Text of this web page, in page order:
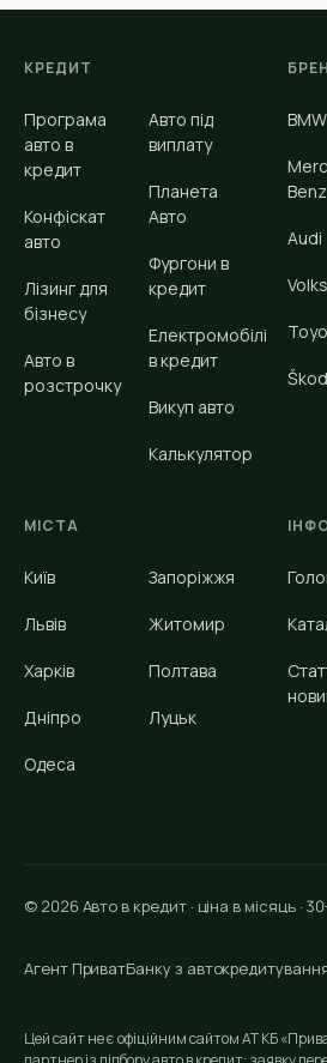
КРЕДИТ
Програма
авто в
кредит
Конфіскат
авто
Лізинг для
бізнесу
Авто в
розстрочку
Авто під
виплату
Планета
Авто
Фургони в
кредит
Електромобілі
в кредит
Викуп авто
Калькулятор
BMW
Benz
Audi
МІСТА
Київ
Львів
Харків
Дніпро
Одеса
Запоріжжя
Житомир
Полтава
Луцьк
© 2026 Авто в кредит · ціна в місяць ·
Агент ПриватБанку з
Цей сайт не є офіційним сайтом АТ КБ